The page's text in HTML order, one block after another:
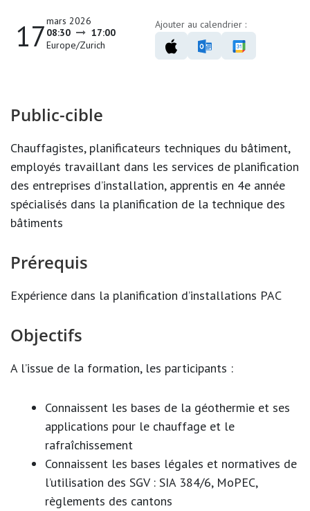
17mars 2026
08:30
17:00
Europe/Zurich
Ajouter au calendrier :
Public-cible
Chauffagistes, planificateurs techniques du bâtiment,
employés travaillant dans les services de planification
des entreprises d’installation, apprentis en 4e année
spécialisés dans la planification de la technique des
bâtiments
Prérequis
Expérience dans la planification d’installations PAC
Objectifs
A l’issue de la formation, les participants :
Connaissent les bases de la géothermie et ses
applications pour le chauffage et le
rafraîchissement
Connaissent les bases légales et normatives de
l’utilisation des SGV : SIA 384/6, MoPEC,
règlements des cantons